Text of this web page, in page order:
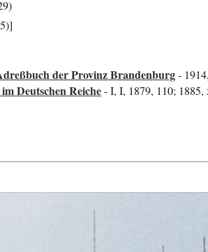
der Provinz Brandenburg-
Deutschen Reiche- I, I, 1879, 110; 1885,